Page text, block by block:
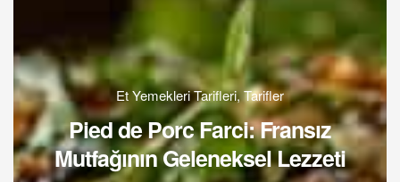
Et Yemekleri Tarifleri,Tarifler
Pied de Porc Farci: Fransız
Mutfağının Geleneksel Lezzeti